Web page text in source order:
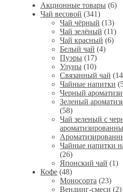
Акционные товары (6)
Чай весовой (341)
Чай чёрный (13)
Чай зелёный (11)
Чай красный (6)
Белый чай (4)
Пуэры (17)
Улуны (10)
Связанный чай
Чайные напитки
Черный
Зеленый
(58)
Чай зеленый с
Чайные напитки
(26)
Японский чай (1)
Кофе (48)
Моносорта (23)
Вендинг-смеси (2)